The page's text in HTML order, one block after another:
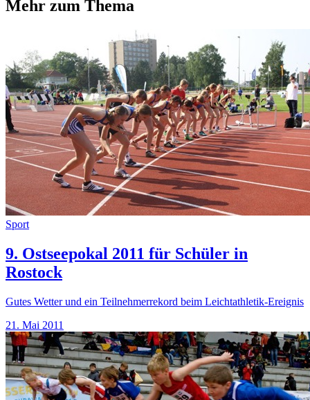
Mehr zum Thema
Sport
9. Ostseepokal 2011 für Schüler in
Rostock
Gutes Wetter und ein Teilnehmerrekord beim Leichtathletik-Ereignis
21. Mai 2011